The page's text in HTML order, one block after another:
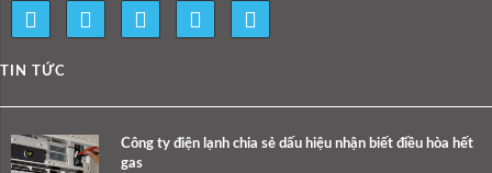
TIN TỨC
Công ty điện lạnh chia sẻ dấu hiệu nhận biết điều hòa hết
gas